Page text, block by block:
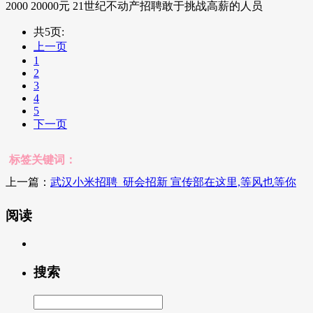
2000 20000元 21世纪不动产招聘敢于挑战高薪的人员
共5页:
上一页
1
2
3
4
5
下一页
标签关键词：
上一篇： 武汉小米招聘_研会招新 宣传部在这里,等风也等你
阅读
搜索